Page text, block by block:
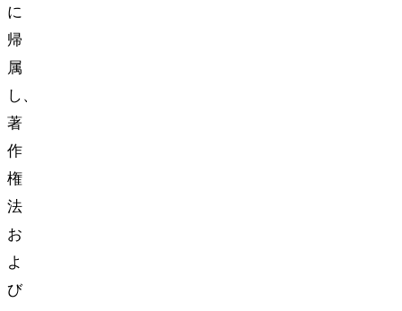
に
帰
属
し、
著
作
権
法
お
よ
び